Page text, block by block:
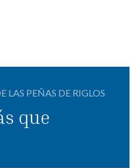
PEÑAS DE RIGLOS
que